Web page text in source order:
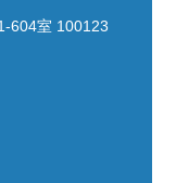
604室 100123